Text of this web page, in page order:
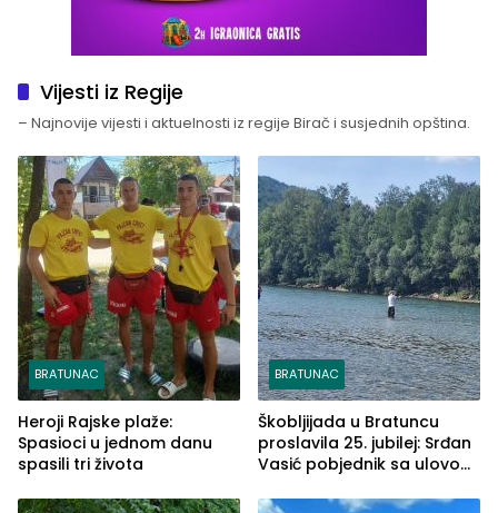
Vijesti iz Regije
– Najnovije vijesti i aktuelnosti iz regije Birač i susjednih opština.
BRATUNAC
Heroji Rajske plaže:
Spasioci u jednom danu
spasili tri života
BRATUNAC
Škobljijada u Bratuncu
proslavila 25. jubilej: Srđan
Vasić pobjednik sa ulovom